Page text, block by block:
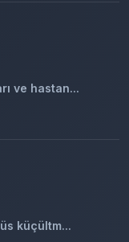
ve hastan...
küçültm...